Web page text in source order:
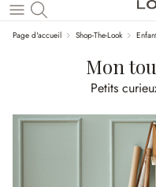
Revenir au contenu principal
Page d'accueil Shop-The-Look Enfant
Mon
Petits